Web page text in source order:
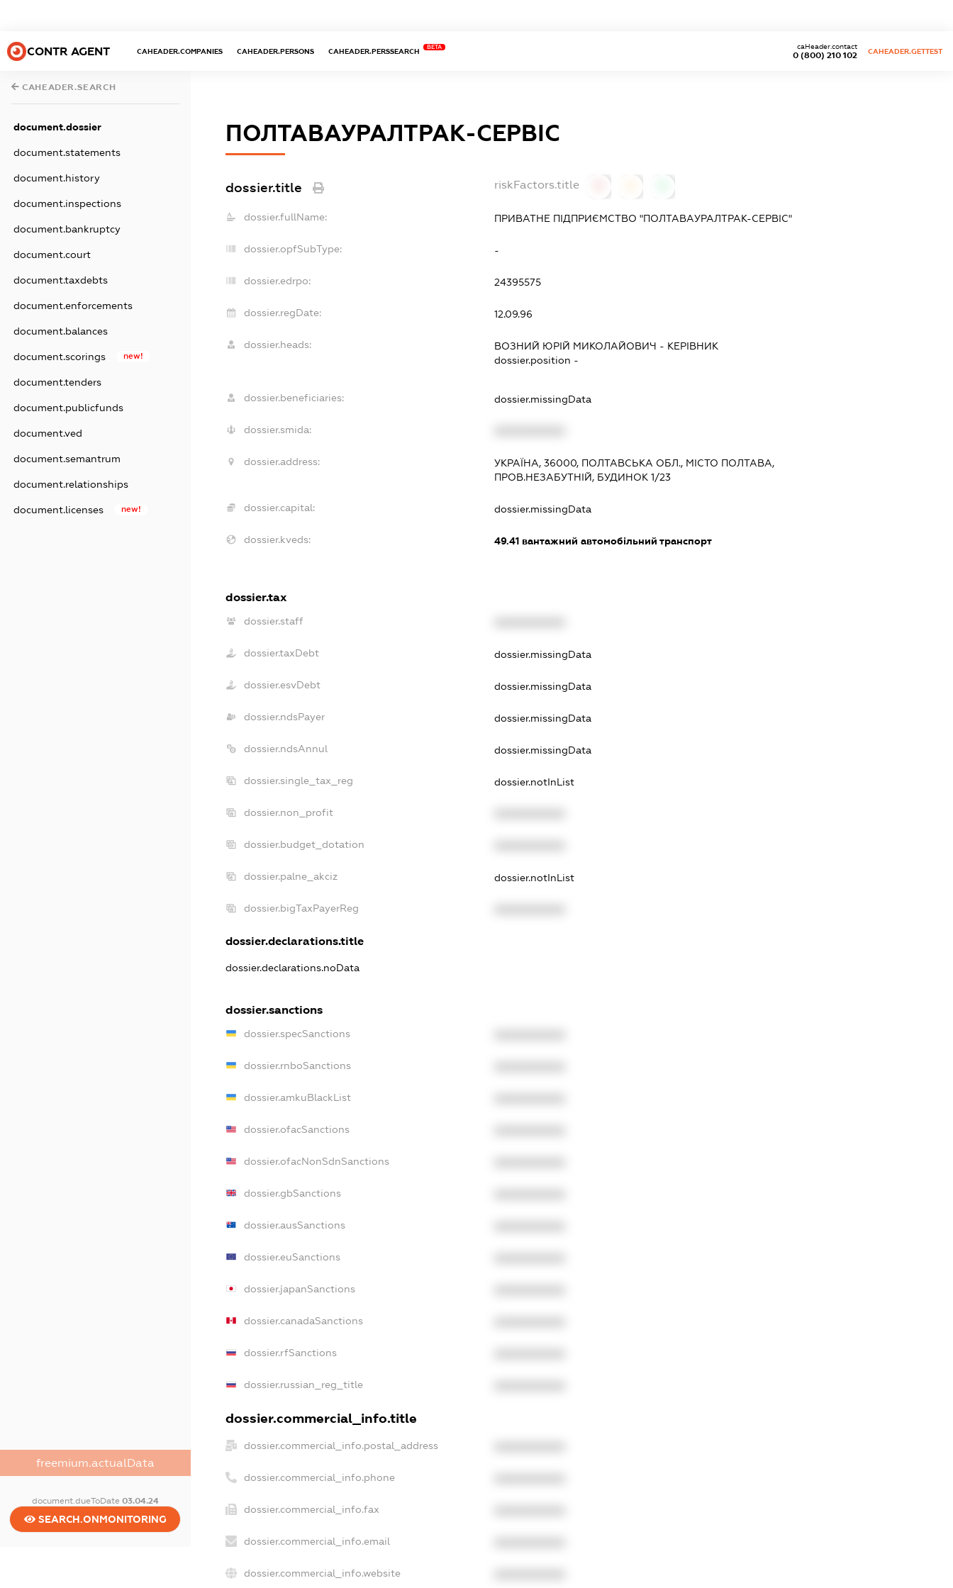
CONTR AGENT CAHEADER.COMPANIES CAHEADER.PERSONS CAHEADER.PERSSEARCH
BETA
0 (800) 210 102
caHeader.contact
CAHEADER.GETTEST
CAHEADER.SEARCH
document.dossier
document.statements
document.history
document.inspections
document.bankruptcy
document.court
document.taxdebts
document.enforcements
document.balances
document.scorings new!
document.tenders
document.publicfunds
document.ved
document.semantrum
document.relationships
document.licenses new!
freemium.actualData
document.dueToDate 03.04.24
SEARCH.ONMONITORING
ПОЛТАВАУРАЛТРАК-СЕРВІС
dossier.title riskFactors.title
dossier.fullName: ПРИВАТНЕ ПІДПРИЄМСТВО "ПОЛТАВАУРАЛТРАК-СЕРВІС"
dossier.opfSubType: -
dossier.edrpo: 24395575
dossier.regDate: 12.09.96
dossier.heads: ВОЗНИЙ ЮРІЙ МИКОЛАЙОВИЧ - КЕРІВНИК
dossier.position -
dossier.beneficiaries: dossier.missingData
dossier.smida:
dossier.address:
УКРАЇНА, 36000, ПОЛТАВСЬКА ОБЛ., МІСТО ПОЛТАВА,
ПРОВ.НЕЗАБУТНІЙ, БУДИНОК 1/23
dossier.capital: dossier.missingData
dossier.kveds: 49.41 вантажний автомобільний транспорт
dossier.tax
dossier.staff
dossier.taxDebt dossier.missingData
dossier.esvDebt dossier.missingData
dossier.ndsPayer dossier.missingData
dossier.ndsAnnul dossier.missingData
dossier.single_tax_reg dossier.notInList
dossier.non_profit
dossier.budget_dotation
dossier.palne_akciz dossier.notInList
dossier.bigTaxPayerReg
dossier.declarations.title
dossier.declarations.noData
dossier.sanctions
dossier.specSanctions
dossier.rnboSanctions
dossier.amkuBlackList
dossier.ofacSanctions
dossier.ofacNonSdnSanctions
dossier.gbSanctions
dossier.ausSanctions
dossier.euSanctions
dossier.japanSanctions
dossier.canadaSanctions
dossier.rfSanctions
dossier.russian_reg_title
dossier.commercial_info.title
dossier.commercial_info.postal_address
dossier.commercial_info.phone
dossier.commercial_info.fax
dossier.commercial_info.email
dossier.commercial_info.website